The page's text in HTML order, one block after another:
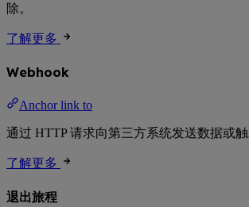
除。
了解更多
Webhook
Anchor link to
通过 HTTP 请求向第三方系统发送数据或触
了解更多
退出旅程